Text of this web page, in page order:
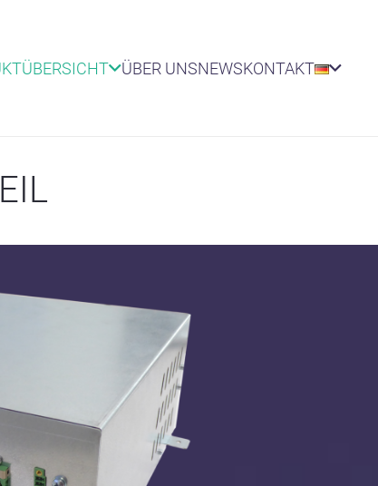
ÜBER UNSNEWSKONTAKT